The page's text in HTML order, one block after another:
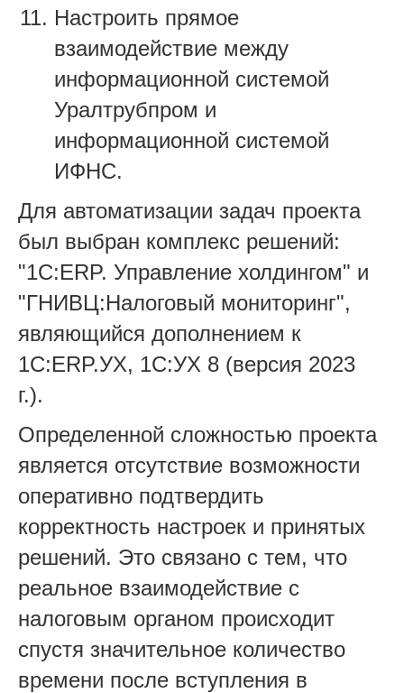
Настроить прямое
взаимодействие между
информационной системой
Уралтрубпром и
информационной системой
ИФНС.
Для автоматизации задач проекта
был выбран комплекс решений:
"1С:ERP. Управление холдингом" и
"ГНИВЦ:Налоговый мониторинг",
являющийся дополнением к
1С:ERP.УХ, 1С:УХ 8 (версия 2023
г.).
Определенной сложностью проекта
является отсутствие возможности
оперативно подтвердить
корректность настроек и принятых
решений. Это связано с тем, что
реальное взаимодействие с
налоговым органом происходит
спустя значительное количество
времени после вступления в